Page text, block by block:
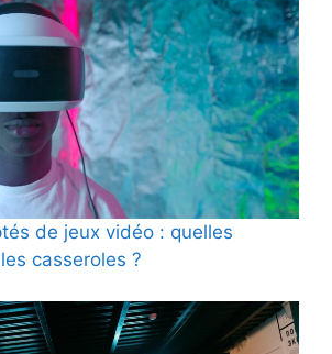
de jeux vidéo : quelles
casseroles ?